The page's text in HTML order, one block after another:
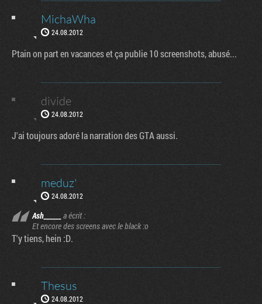
MichaWha
24.08.2012
Ptain on part en vacances et ça publie 10 screenshots, abusé...
divide
24.08.2012
J'ai toujours adoré la narration des GTA aussi.
meduz'
24.08.2012
Ash______
a écrit :
Et encore des screens avec le black :o
T'y tiens, hein :D.
Thesus
24.08.2012